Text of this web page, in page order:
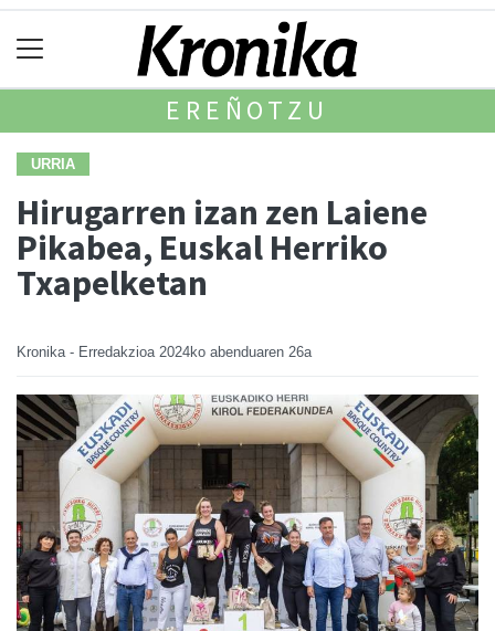
EREÑOTZU
URRIA
Hirugarren izan zen Laiene
Pikabea, Euskal Herriko
Txapelketan
Kronika - Erredakzioa 2024ko abenduaren 26a